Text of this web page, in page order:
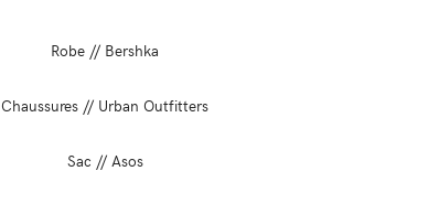
Robe // Bershka
Chaussures // Urban Outfitters
Sac // Asos